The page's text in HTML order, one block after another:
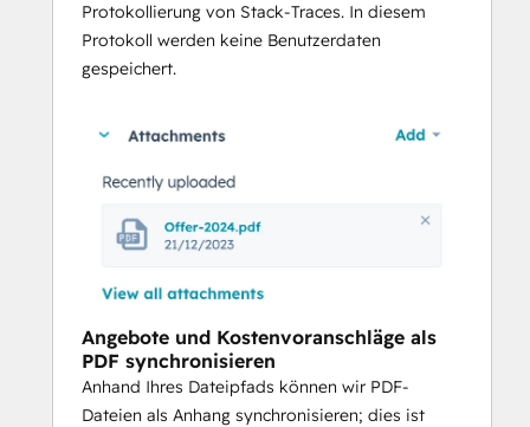
Protokollierung von Stack-Traces. In diesem
Protokoll werden keine Benutzerdaten
gespeichert.
Angebote und Kostenvoranschläge als
PDF synchronisieren
Anhand Ihres Dateipfads können wir PDF-
Dateien als Anhang synchronisieren; dies ist